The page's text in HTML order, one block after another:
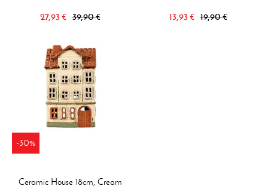
27,93 € 39,90 € 13,93 € 19,90 €
-30%
Ceramic House 18cm, Cream